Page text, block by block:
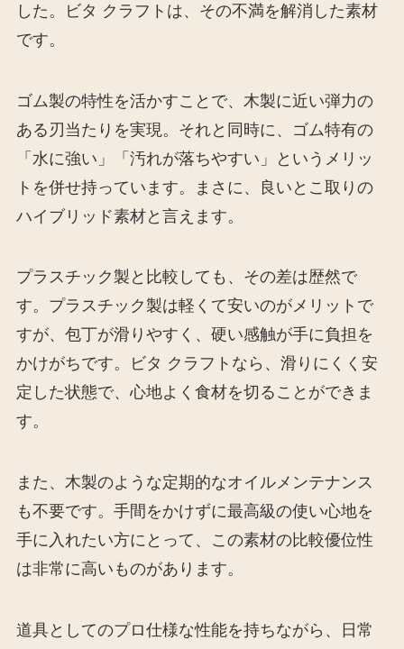
した。ビタ クラフトは、その不満を解消した素材
です。
ゴム製の特性を活かすことで、木製に近い弾力の
ある刃当たりを実現。それと同時に、ゴム特有の
「水に強い」「汚れが落ちやすい」というメリッ
トを併せ持っています。まさに、良いとこ取りの
ハイブリッド素材と言えます。
プラスチック製と比較しても、その差は歴然で
す。プラスチック製は軽くて安いのがメリットで
すが、包丁が滑りやすく、硬い感触が手に負担を
かけがちです。ビタ クラフトなら、滑りにくく安
定した状態で、心地よく食材を切ることができま
す。
また、木製のような定期的なオイルメンテナンス
も不要です。手間をかけずに最高級の使い心地を
手に入れたい方にとって、この素材の比較優位性
は非常に高いものがあります。
道具としてのプロ仕様な性能を持ちながら、日常